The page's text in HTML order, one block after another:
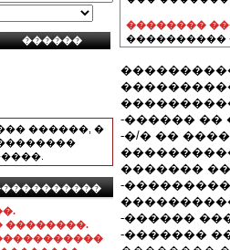
������, �
��������.
��������
����������
-������ ��
-�/� ��
�������
-
-������
-�������